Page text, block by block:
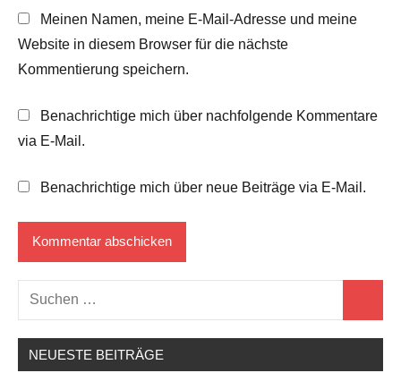
Meinen Namen, meine E-Mail-Adresse und meine
Website in diesem Browser für die nächste
Kommentierung speichern.
Benachrichtige mich über nachfolgende Kommentare
via E-Mail.
Benachrichtige mich über neue Beiträge via E-Mail.
Suchen
nach:
NEUESTE BEITRÄGE